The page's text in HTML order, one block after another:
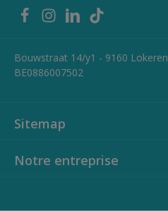
Bouwstraat 14/y1 - 9160 Lokeren
BE0886007502
Sitemap
Notre entreprise